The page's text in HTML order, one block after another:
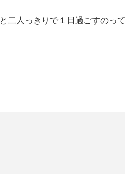
二人っきりで１日過ごすのって